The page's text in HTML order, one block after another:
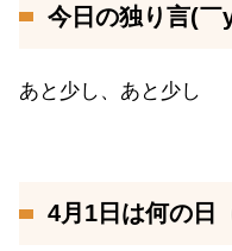
今日の独り言(
あと少し、あと少し
4月1日は何の日